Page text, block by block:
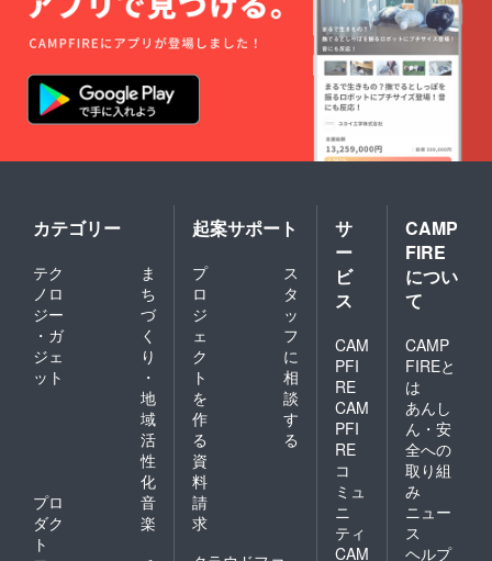
カテゴリー
テク
ノロ
ジー
・ガ
ジェ
ット
ま
ち
づ
く
り
・
地
域
活
性
化
プロ
ダク
ト
音
楽
起案サポート
プ
ロ
ジ
ェ
ク
ト
を
作
る
ス
タ
ッ
フ
に
相
談
す
る
資
料
請
求
サ
ー
ビ
ス
CAM
PFI
RE
CAM
PFI
RE
コ
ミュ
ニ
ティ
CAM
CAMP
FIRE
につい
て
CAMP
FIREと
は
あんし
ん・安
全への
取り組
み
ニュー
ス
ヘルプ